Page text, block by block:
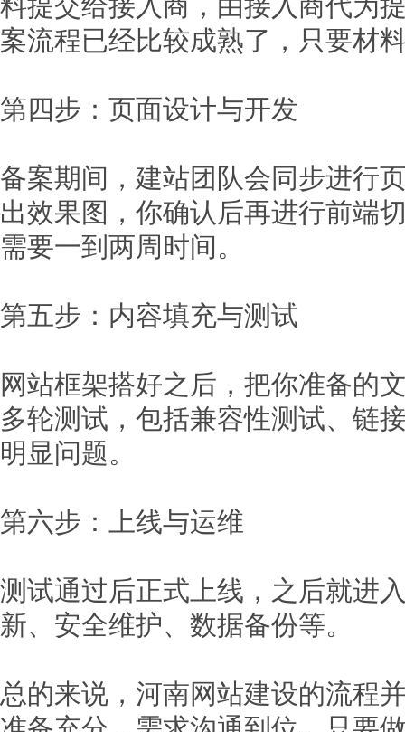
案流程已经比较成熟了，只要材
第四步：页面设计与开发
备案期间，建站团队会同步进行
出效果图，你确认后再进行前端
需要一到两周时间。
第五步：内容填充与测试
网站框架搭好之后，把你准备的
多轮测试，包括兼容性测试、链
明显问题。
第六步：上线与运维
测试通过后正式上线，之后就进
新、安全维护、数据备份等。
总的来说，河南网站建设的流程